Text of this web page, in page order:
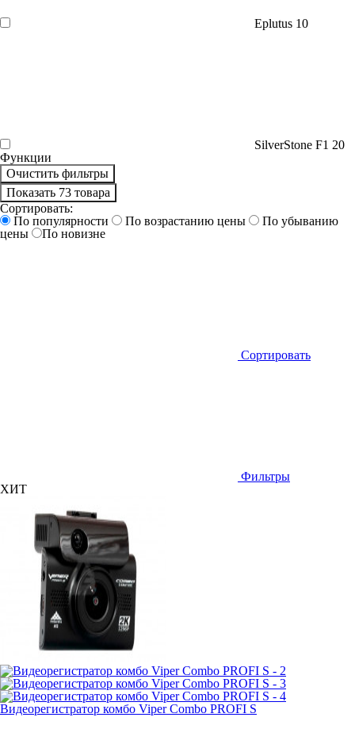
Eplutus 10
SilverStone F1 20
Функции
Очистить фильтры
Показать 73 товара
Сортировать:
По популярности
По возрастанию цены
По убыванию
цены
По новизне
Сортировать
Фильтры
ХИТ
Видеорегистратор комбо Viper Combo PROFI S